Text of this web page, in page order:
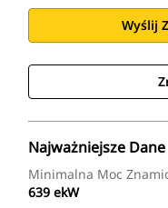
Wyślij
Najważniejsze Dane
Minimalna Moc
639 ekW